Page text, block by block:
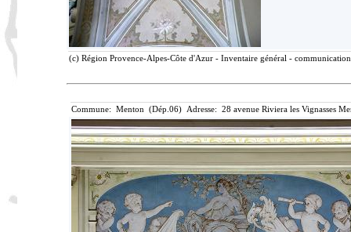
(c) Région Provence-Alpes-Côte d'Azur - Inventaire général -
Commune: Menton (Dép.06) Adresse: 28 avenue Riviera les Vignasses